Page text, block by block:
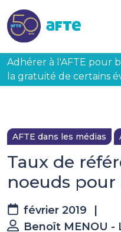
Adhérer à l'AFTE pour
la gratuité de certains
AFTE dans les médias
Taux de
noeuds pour
février 2019
Benoît MENOU -